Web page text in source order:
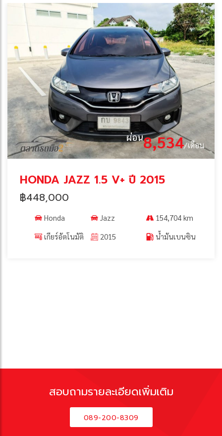
ผ่อน8,534/เดือน
HONDA JAZZ 1.5 V+ ปี 2015
฿448,000
Honda Jazz
154,704 km
เกียร์อัตโนมัติ
2015 น้ำมันเบนซิน
สอบถามรายละเอียดเพิ่มเติม
089-200-8309